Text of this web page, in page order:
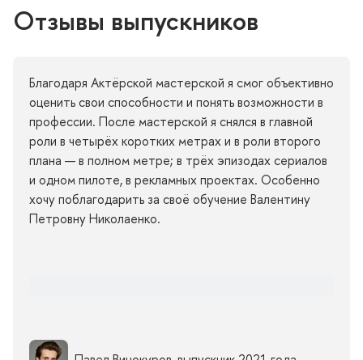
Отзывы выпускнико
Благодаря Актёрской мастерской я смог объективно
оценить свои способности и понять возможности
профессии. После мастерской я снялся в главной
роли в четырёх коротких метрах и в роли второго
плана — в полном метре; в трёх эпизодах сериало
и одном пилоте, в рекламных проектах. Особенно
хочу поблагодарить за своё обучение Валентину
Петровну Николаенко.